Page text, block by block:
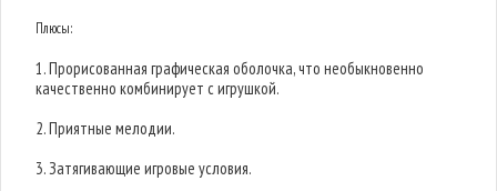
Плюсы:
1. Прорисованная графическая оболочка, что необыкновенно
качественно комбинирует с игрушкой.
2. Приятные мелодии.
3. Затягивающие игровые условия.